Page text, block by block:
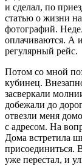
и сделал, по
статью о жизни
фотографий.
оплачиваются. А
регулярный рейс.
Потом со мной
кубинец.
засверкали
добежали до
отвезли меня
с адресом. На
Дома встретила
присоединиться.
уже перестал, и